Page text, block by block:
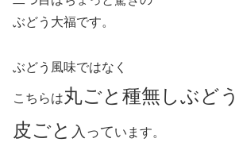
ぶどう大福です。
ぶどう風味ではなく
こちらは丸ごと種無しぶどう
皮ごと 入っています。